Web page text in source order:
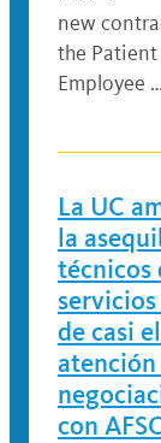
new
the Patient
Employee …
La UC
la
técnicos
de casi
con